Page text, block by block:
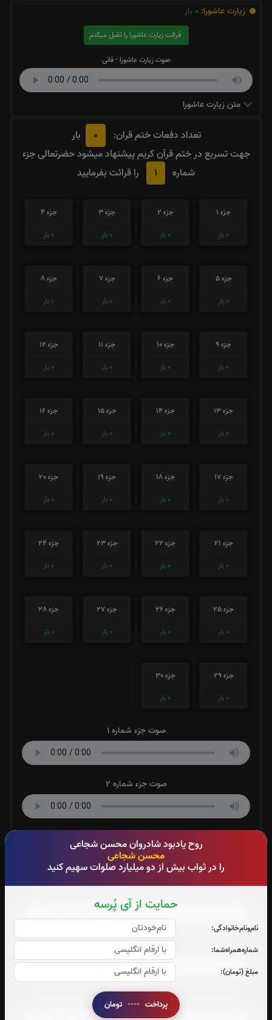
روح یادبود شادروان محسن شجاعی
محسن شجاعی
را در ثواب بیش از دو میلیارد صلوات سهیم کنید
حمایت از آی پُرسه
نام‌و‌نام‌خانوادگی:
شماره‌همراه‌شما:
مبلغ (تومان):
پرداخت ----
زیارت عاشورا: 0 بار
قرائت زیارت عاشورا را تقبل میکنم
صوت زیارت عاشورا - فانی
متن زیارت عاشورا
تعداد دفعات ختم قران: 0
بار
جهت تسریع در ختم قرآن کریم پیشنهاد میشود حضرتعالی جزء
شماره
1 را قرائت بفرمایید
جزء 1
0 بار
جزء 2
0 بار
جزء 3
0 بار
جزء 4
0 بار
جزء 5
0 بار
جزء 6
0 بار
جزء 7
0 بار
جزء 8
0 بار
جزء 9
0 بار
جزء 10
0 بار
جزء 11
0 بار
جزء 12
0 بار
جزء 13
0 بار
جزء 14
0 بار
جزء 15
0 بار
جزء 16
0 بار
جزء 17
0 بار
جزء 18
0 بار
جزء 19
0 بار
جزء 20
0 بار
جزء 21
0 بار
جزء 22
0 بار
جزء 23
0 بار
جزء 24
0 بار
جزء 25
0 بار
جزء 26
0 بار
جزء 27
0 بار
جزء 28
0 بار
جزء 29
0 بار
جزء 30
0 بار
صوت جزء شماره 1
صوت جزء شماره 2
صوت جزء شماره 3
صوت جزء شماره 5
صوت جزء شماره 6